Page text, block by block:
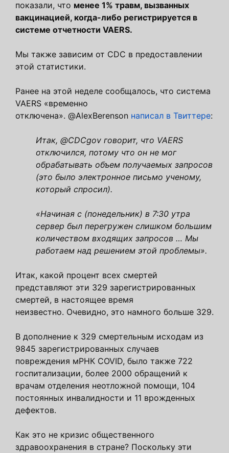
показали, что менее 1% травм, вызванных
вакцинацией, когда-либо регистрируется в
системе отчетности VAERS.
Мы также зависим от CDC в предоставлении
этой статистики.
Ранее на этой неделе сообщалось, что система
VAERS «временно
отключена». @AlexBerenson написал в Твиттере:
Итак, @CDCgov говорит, что VAERS
отключился, потому что он не мог
обрабатывать объем получаемых запросов
(это было электронное письмо ученому,
который спросил).
«Начиная с (понедельник) в 7:30 утра
сервер был перегружен слишком большим
количеством входящих запросов … Мы
работаем над решением этой проблемы».
Итак, какой процент всех смертей
представляют эти 329 зарегистрированных
смертей, в настоящее время
неизвестно. Очевидно, это намного больше 329.
В дополнение к 329 смертельным исходам из
9845 зарегистрированных случаев
повреждения мРНК COVID, было также 722
госпитализации, более 2000 обращений к
врачам отделения неотложной помощи, 104
постоянных инвалидности и 11 врожденных
дефектов.
Как это не кризис общественного
здравоохранения в стране? Поскольку эти